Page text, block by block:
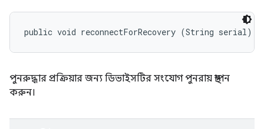
public void reconnectForRecovery (String serial)
পুনরুদ্ধার প্রক্রিয়ার জন্য ডিভাইসটির সংযোগ পুনরায় স্থাপন
করুন।